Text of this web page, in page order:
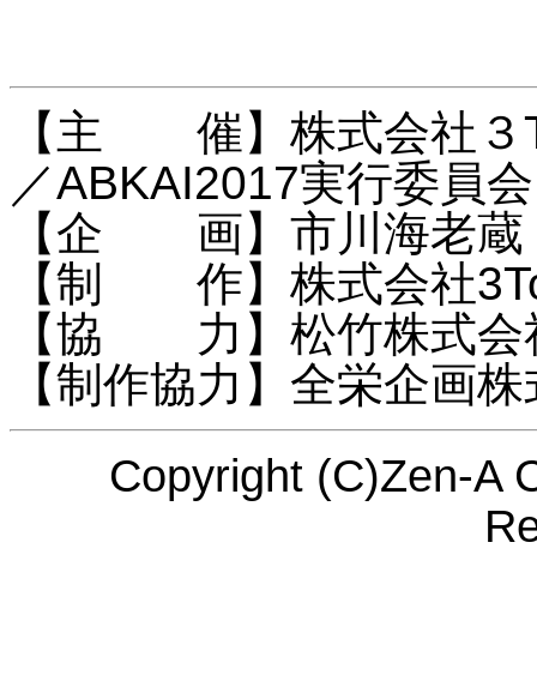
【主 催】株式会社３
／ABKAI2017実行委員会
【企 画】市川海老蔵
【制 作】株式会社
【協 力】松竹株式会
【制作協力】全栄企画
Copyright (C)Zen-A